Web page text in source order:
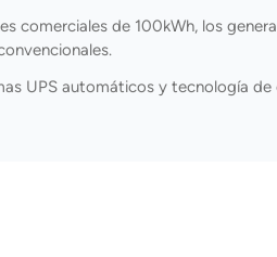
comerciales de 100kWh, los
UPS automáticos y tecnología